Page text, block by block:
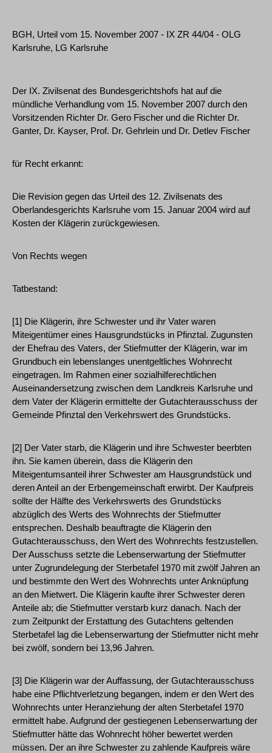
BGH, Urteil vom 15. November 2007 - IX ZR 44/04 - OLG
Karlsruhe, LG Karlsruhe
Der IX. Zivilsenat des Bundesgerichtshofs hat auf die
mündliche Verhandlung vom 15. November 2007 durch den
Vorsitzenden Richter Dr. Gero Fischer und die Richter Dr.
Ganter, Dr. Kayser, Prof. Dr. Gehrlein und Dr. Detlev Fischer
für Recht erkannt:
Die Revision gegen das Urteil des 12. Zivilsenats des
Oberlandesgerichts Karlsruhe vom 15. Januar 2004 wird auf
Kosten der Klägerin zurückgewiesen.
Von Rechts wegen
Tatbestand:
[1] Die Klägerin, ihre Schwester und ihr Vater waren
Miteigentümer eines Hausgrundstücks in Pfinztal. Zugunsten
der Ehefrau des Vaters, der Stiefmutter der Klägerin, war im
Grundbuch ein lebenslanges unentgeltliches Wohnrecht
eingetragen. Im Rahmen einer sozialhilferechtlichen
Auseinandersetzung zwischen dem Landkreis Karlsruhe und
dem Vater der Klägerin ermittelte der Gutachterausschuss der
Gemeinde Pfinztal den Verkehrswert des Grundstücks.
[2] Der Vater starb, die Klägerin und ihre Schwester beerbten
ihn. Sie kamen überein, dass die Klägerin den
Miteigentumsanteil ihrer Schwester am Hausgrundstück und
deren Anteil an der Erbengemeinschaft erwirbt. Der Kaufpreis
sollte der Hälfte des Verkehrswerts des Grundstücks
abzüglich des Werts des Wohnrechts der Stiefmutter
entsprechen. Deshalb beauftragte die Klägerin den
Gutachterausschuss, den Wert des Wohnrechts festzustellen.
Der Ausschuss setzte die Lebenserwartung der Stiefmutter
unter Zugrundelegung der Sterbetafel 1970 mit zwölf Jahren an
und bestimmte den Wert des Wohnrechts unter Anknüpfung
an den Mietwert. Die Klägerin kaufte ihrer Schwester deren
Anteile ab; die Stiefmutter verstarb kurz danach. Nach der
zum Zeitpunkt der Erstattung des Gutachtens geltenden
Sterbetafel lag die Lebenserwartung der Stiefmutter nicht mehr
bei zwölf, sondern bei 13,96 Jahren.
[3] Die Klägerin war der Auffassung, der Gutachterausschuss
habe eine Pflichtverletzung begangen, indem er den Wert des
Wohnrechts unter Heranziehung der alten Sterbetafel 1970
ermittelt habe. Aufgrund der gestiegenen Lebenserwartung der
Stiefmutter hätte das Wohnrecht höher bewertet werden
müssen. Der an ihre Schwester zu zahlende Kaufpreis wäre